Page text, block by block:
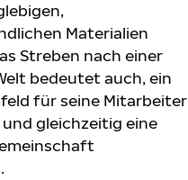
Materialien
Streben nach einer
bedeutet auch, ein
für seine Mitarbeiter
gleichzeitig eine